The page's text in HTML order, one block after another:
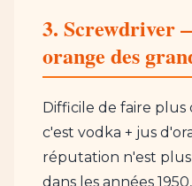
3. Screwdriver
orange des
Difficile de faire plus
c'est vodka + jus
réputation n'est plus
dans les années